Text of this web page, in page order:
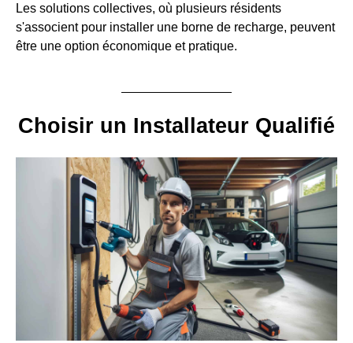
Les solutions collectives, où plusieurs résidents
s'associent pour installer une borne de recharge, peuvent
être une option économique et pratique.
Choisir un Installateur Qualifié